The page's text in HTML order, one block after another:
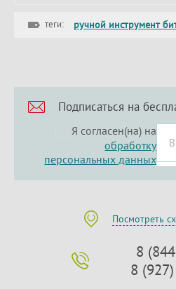
теги: ручной инструмент
Подписаться на
Я согласен(на) на
обработку
персональных данных
Посмотреть
8
8